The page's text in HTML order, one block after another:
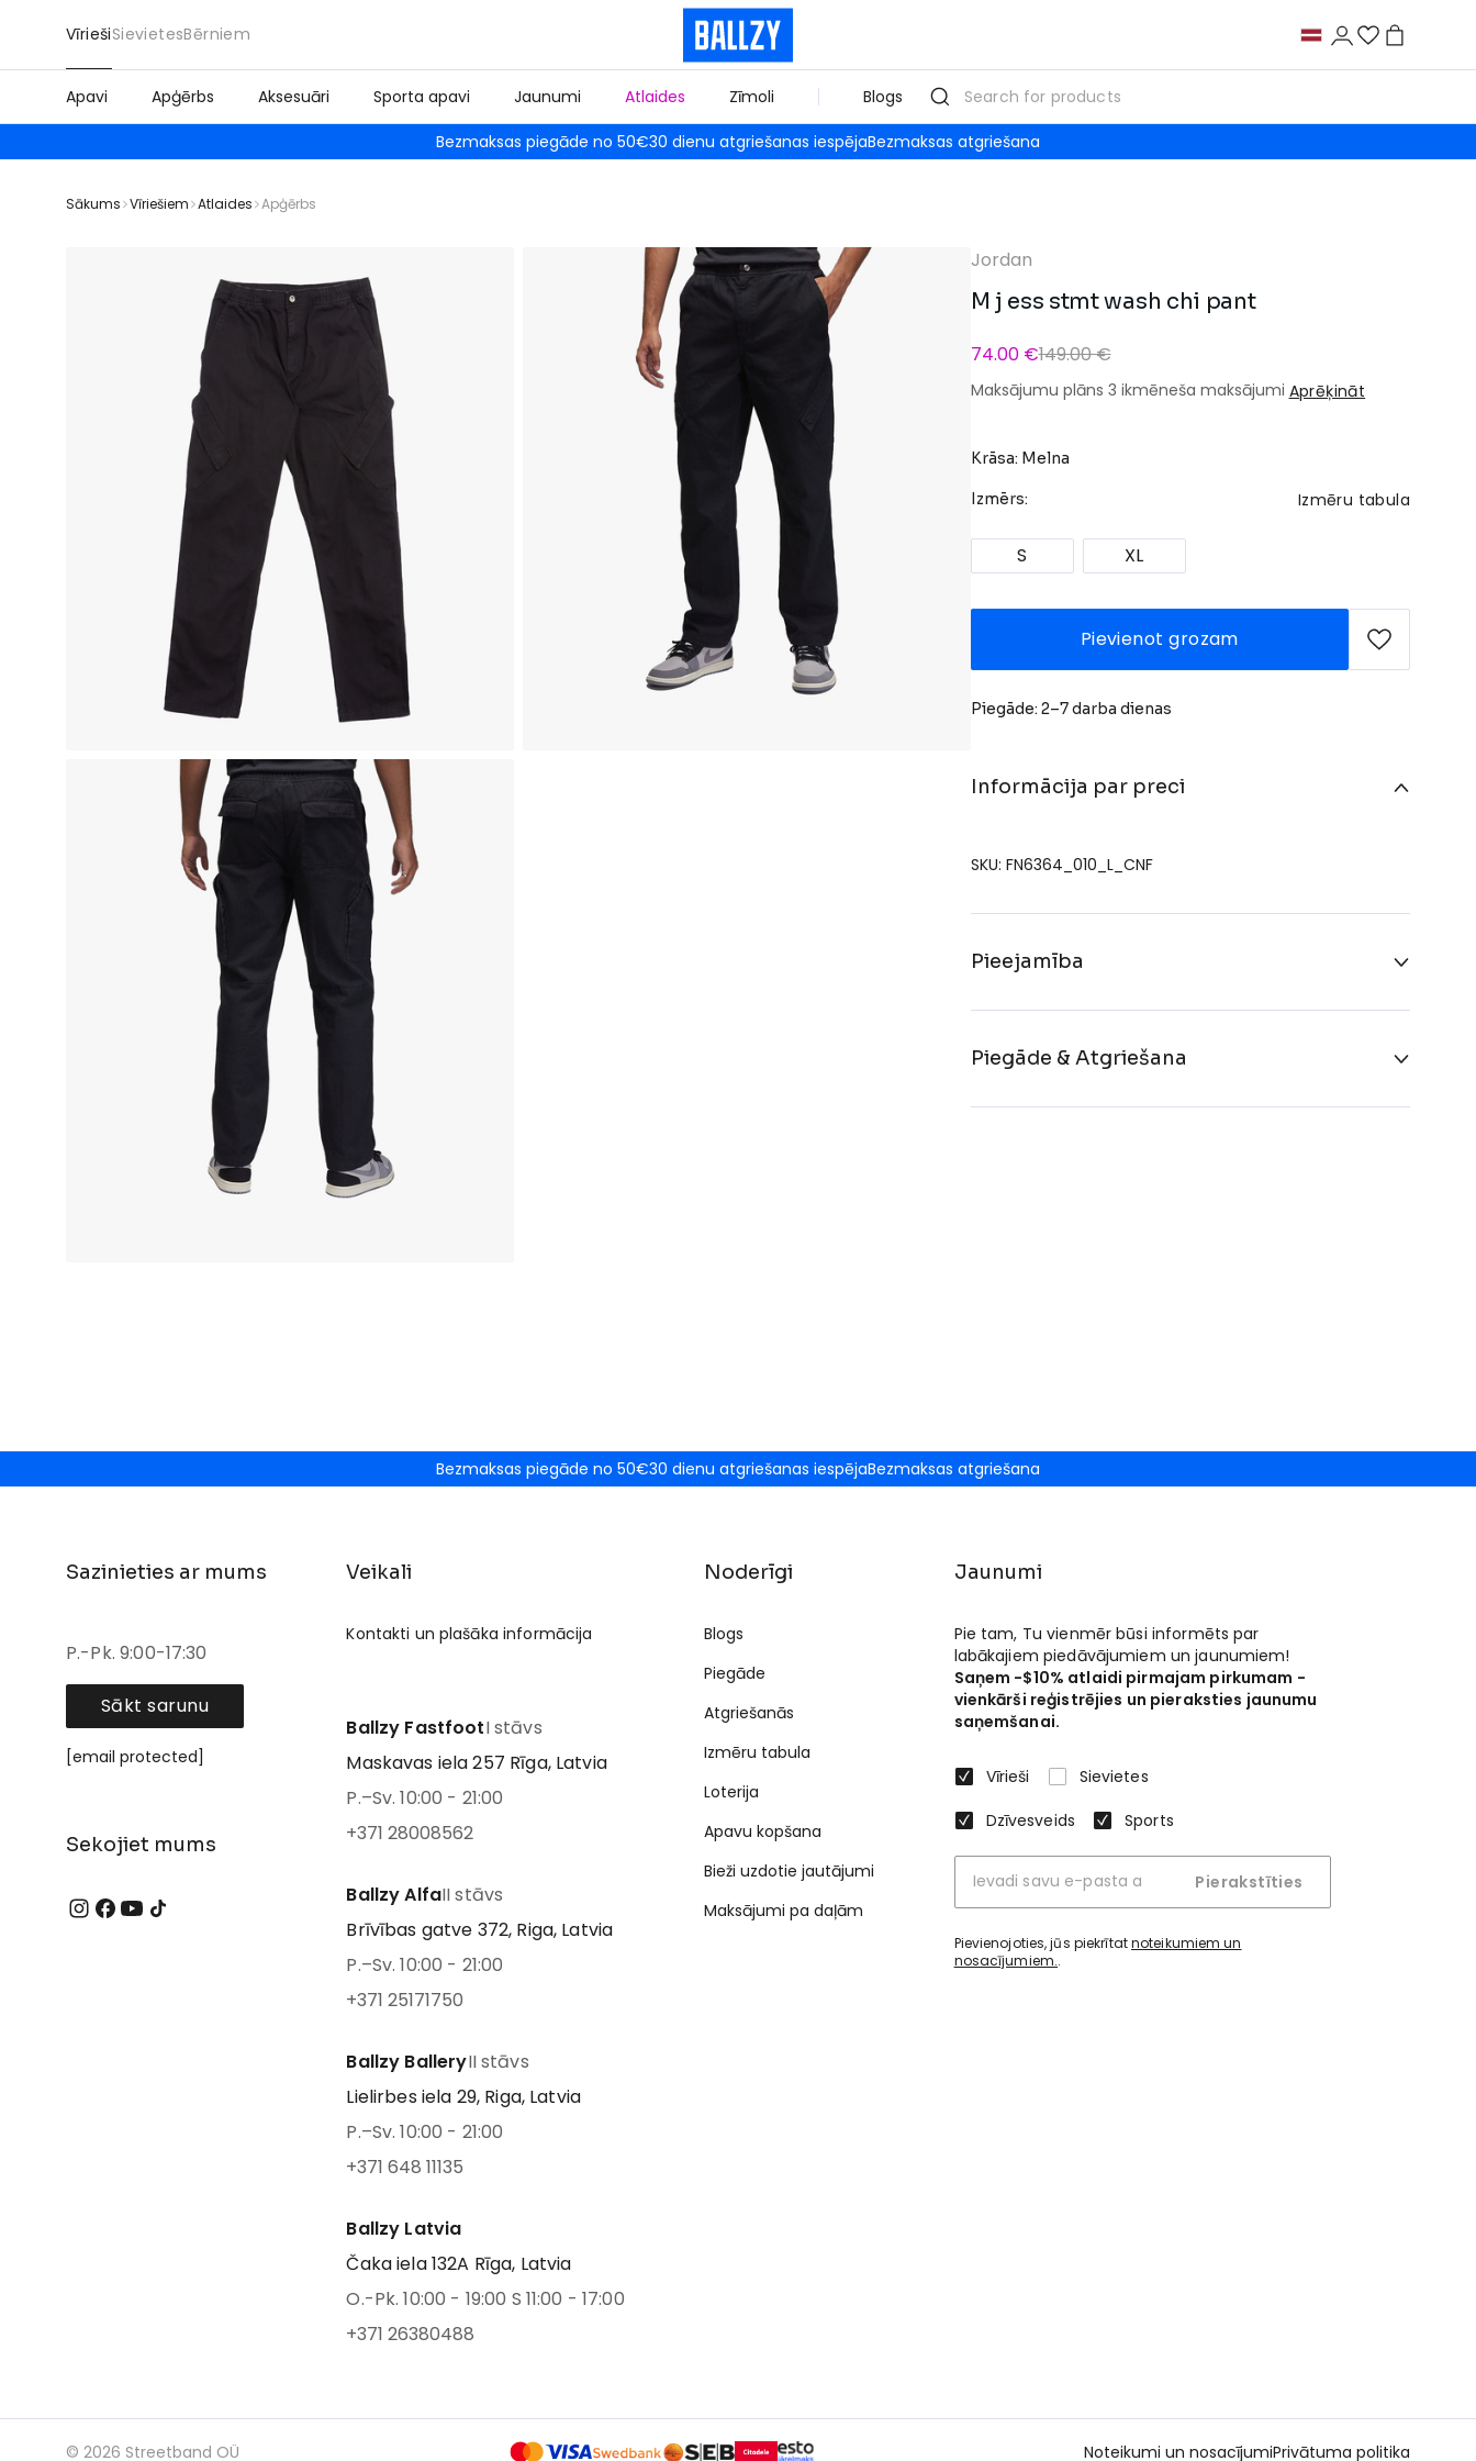
VīriešiSievietesBērniem
Apavi Apģērbs Aksesuāri Sporta apavi Jaunumi Atlaides Zīmoli Blogs
Bezmaksas piegāde no 50€30 dienu atgriešanas iespējaBezmaksas atgriešana
Sākums Vīriešiem Atlaides Apģērbs
Jordan
M j ess stmt wash chi pant
74.00 €149.00 €
Maksājumu plāns 3 ikmēneša maksājumi Aprēķināt
Krāsa: Melna
Izmērs: Izmēru tabula
S XL
Pievienot grozam
Piegāde: 2–7 darba dienas
Informācija par preci
SKU: FN6364_010_L_CNF
Pieejamība
Piegāde & Atgriešana
Bezmaksas piegāde no 50€30 dienu atgriešanas iespējaBezmaksas atgriešana
Sazinieties ar mums
P.-Pk. 9:00-17:30
Sākt sarunu
[email protected]
Sekojiet mums
Veikali
Kontakti un plašāka informācija
Ballzy FastfootI stāvs
Maskavas iela 257 Rīga, Latvia
P.–Sv. 10:00 - 21:00
+371 28008562
Ballzy AlfaII stāvs
Brīvības gatve 372, Riga, Latvia
P.–Sv. 10:00 - 21:00
+371 25171750
Ballzy BalleryII stāvs
Lielirbes iela 29, Riga, Latvia
P.–Sv. 10:00 - 21:00
+371 648 11135
Ballzy Latvia
Čaka iela 132A Rīga, Latvia
O.-Pk. 10:00 - 19:00 S 11:00 - 17:00
+371 26380488
Noderīgi
Blogs
Piegāde
Atgriešanās
Izmēru tabula
Loterija
Apavu kopšana
Bieži uzdotie jautājumi
Maksājumi pa daļām
Jaunumi
Pie tam, Tu vienmēr būsi informēts par
labākajiem piedāvājumiem un jaunumiem!
Saņem -$10% atlaidi pirmajam pirkumam -
vienkārši reģistrējies un pieraksties jaunumu
saņemšanai.
Vīrieši
Sievietes
Dzīvesveids
Sports
Pierakstīties
Pievienojoties, jūs piekrītatnoteikumiem un
nosacījumiem..
© 2026 Streetband OÜ Noteikumi un nosacījumiPrivātuma politika